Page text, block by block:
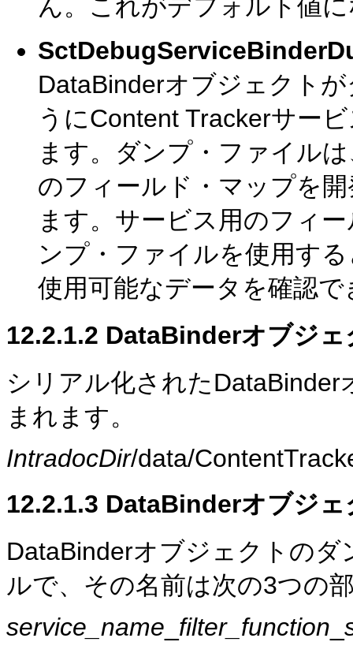
ん。これがデフォルト値
DataBinderオブジェクト
うにContent Trackerサー
ます。ダンプ・ファイル
のフィールド・マップを
ます。サービス用のフィ
ンプ・ファイルを使用す
使用可能なデータを確認で
12.2.1.2 DataBinderオブジェ
シリアル化された
まれます。
IntradocDir/data/
12.2.1.3 DataBinderオブジェ
DataBinderオブジェクトの
ルで、その名前は次の3つの
service_name filter_function